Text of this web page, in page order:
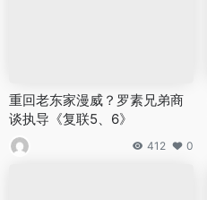
重回老东家漫威？罗素兄弟商
谈执导《复联5、6》
412 0